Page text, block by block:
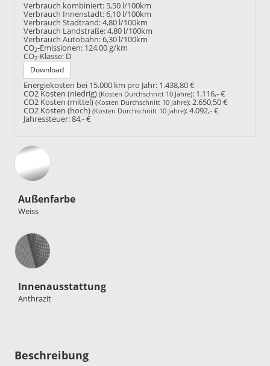
Verbrauch kombiniert: 5,50 l/100km
Verbrauch Innenstadt:6,10 l/100km
Verbrauch Stadtrand:4,80 l/100km
Verbrauch Landstraße:4,80 l/100km
Verbrauch Autobahn:6,30 l/100km
CO2-Emissionen: 124,00 g/km
CO2-Klasse: D
Download
Energiekosten bei 15.000 km pro Jahr: 1.438,80 €
CO2 Kosten (niedrig) (Kosten Durchschnitt 10 Jahre): 1.116,- €
CO2 Kosten (mittel) (Kosten Durchschnitt 10 Jahre):2.650,50 €
CO2 Kosten (hoch) (Kosten Durchschnitt 10 Jahre):4.092,- €
Jahressteuer:84,- €
Außenfarbe
Weiss
Innenausstattung
Innenausstattung
Anthrazit
Beschreibung